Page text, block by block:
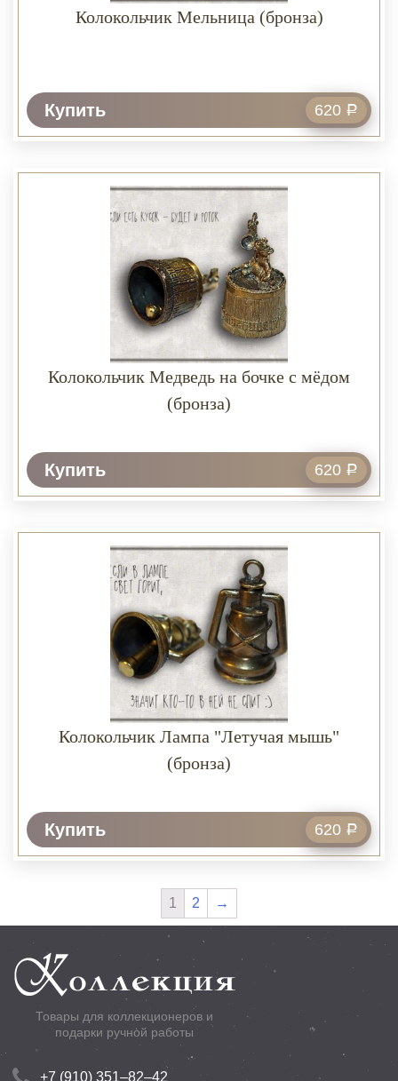
Колокольчик Мельница (бронза)
Купить 620 Р
Колокольчик Медведь на бочке с мёдом
(бронза)
Купить 620 Р
Колокольчик Лампа "Летучая мышь"
(бронза)
Купить 620 Р
1 2 →
Товары для коллекционеров и
подарки ручной работы
+7 (910) 351–82–42